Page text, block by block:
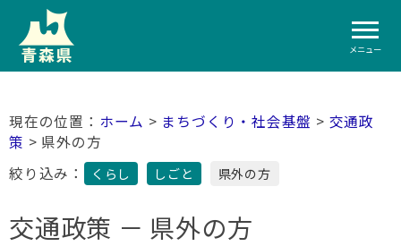
メニュー
ホーム > まちづくり・社会基盤 > 交通政
策 > 県外の方
絞り込み：
くらし しごと 県外の方
交通政策 － 県外の方